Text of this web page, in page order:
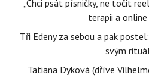
„Chci psát písničky, ne točit
terapii a
Tři Edeny za sebou a pak
svým
Tatiana Dyková (dříve